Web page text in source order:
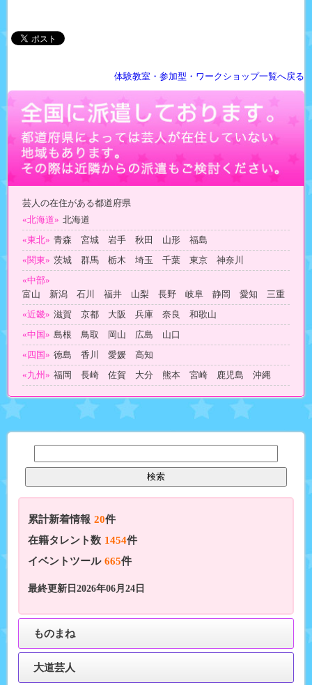
体験教室・参加型・ワークショップ一覧へ戻る
芸人の在住がある都道府県
«北海道» 北海道
«東北» 青森 宮城 岩手 秋田 山形 福島
«関東» 茨城 群馬 栃木 埼玉 千葉 東京 神奈川
«中部»
富山 新潟 石川 福井 山梨 長野 岐阜 静岡 愛知 三重
«近畿» 滋賀 京都 大阪 兵庫 奈良 和歌山
«中国» 島根 鳥取 岡山 広島 山口
«四国» 徳島 香川 愛媛 高知
«九州» 福岡 長崎 佐賀 大分 熊本 宮崎 鹿児島 沖縄
累計新着情報 20件
在籍タレント数 1454件
イベントツール 665件
最終更新日2026年06月24日
ものまね
大道芸人